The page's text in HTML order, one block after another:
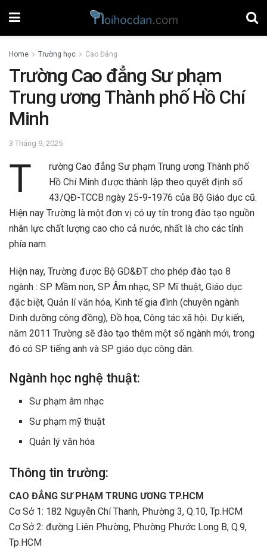
Home Trường học Cao Đẳng
Trường Cao đẳng Sư phạm
Trung ương Thành phố Hồ Chí
Minh
3 Tháng 9, 2025
T
rường Cao đẳng Sư phạm Trung ương Thành phố
Hồ Chí Minh được thành lập theo quyết định số
43/QĐ-TCCB ngày 25-9-1976 của Bộ Giáo dục cũ.
Hiện nay Trường là một đơn vị có uy tín trong đào tạo nguồn
nhân lực chất lượng cao cho cả nước, nhất là cho các tỉnh
phía nam.
Hiện nay, Trường được Bộ GD&ĐT cho phép đào tạo 8
ngành : SP Mầm non, SP Âm nhạc, SP Mĩ thuật, Giáo dục
đặc biệt, Quản lí văn hóa, Kinh tế gia đình (chuyên ngành
Dinh dưỡng công đồng), Đồ họa, Công tác xã hội. Dự kiến,
năm 2011 Trường sẽ đào tạo thêm một số ngành mới, trong
đó có SP tiếng anh và SP giáo dục công dân.
Ngành học nghệ thuật:
Sư phạm âm nhạc
Sư phạm mỹ thuật
Quản lý văn hóa
Thông tin trường:
CAO ĐẲNG SƯ PHẠM TRUNG ƯƠNG TP.HCM
Cơ Sở 1: 182 Nguyễn Chí Thanh, Phường 3, Q.10, Tp.HCM
Cơ Sở 2: đường Liên Phường, Phường Phước Long B, Q.9,
Tp.HCM